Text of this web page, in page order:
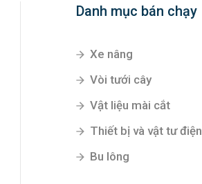
Danh mục bán chạy
Xe nâng
Vòi tưới cây
Vật liệu mài cắt
Thiết bị và vật tư điện
Bu lông